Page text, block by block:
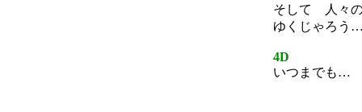
そして 人々
ゆくじゃろう
4D
いつまでも…